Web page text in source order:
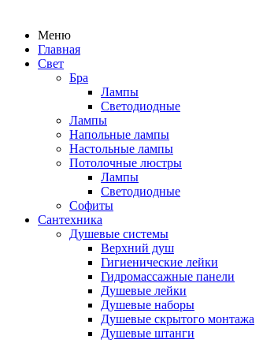
Меню
Главная
Свет
Бра
Лампы
Светодиодные
Лампы
Напольные лампы
Настольные лампы
Потолочные люстры
Лампы
Светодиодные
Софиты
Сантехника
Душевые системы
Верхний душ
Гигиенические лейки
Гидромассажные панели
Душевые лейки
Душевые наборы
Душевые скрытого монтажа
Душевые штанги